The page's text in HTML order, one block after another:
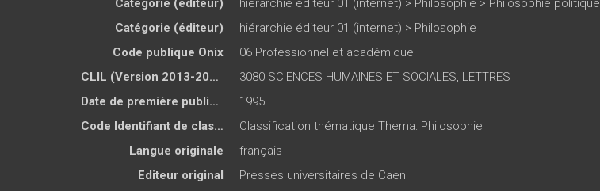
Catégorie (éditeur)
hiérarchie éditeur 01 (internet) > Philosophie
Code publique Onix
06 Professionnel et académique
CLIL (Version 2013-2019 )
3080 SCIENCES HUMAINES ET SOCIALES, LETTRES
Date de première publication du titre
1995
Code Identifiant de classement sujet
Classification thématique Thema: Philosophie
Langue originale
français
Editeur original
Presses universitaires de Caen